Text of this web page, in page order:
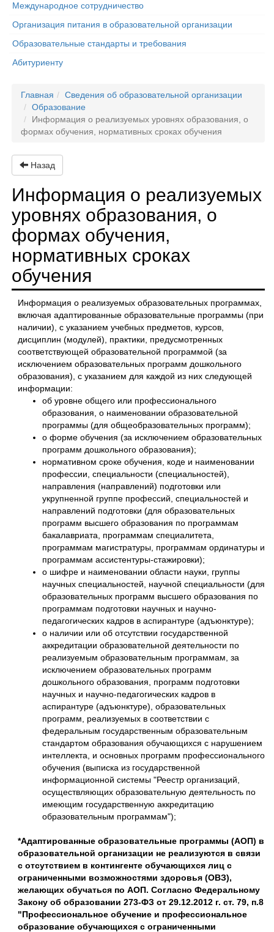
Международное сотрудничество
Организация питания в образовательной организации
Образовательные стандарты и требования
Абитуриенту
Главная
Сведения об образовательной организации
Образование
Информация о реализуемых уровнях образования, о
формах обучения, нормативных сроках обучения
Назад
Информация о реализуемых
уровнях образования, о
формах обучения,
нормативных сроках
обучения
Информация о реализуемых образовательных программах,
включая адаптированные образовательные программы (при
наличии), с указанием учебных предметов, курсов,
дисциплин (модулей), практики, предусмотренных
соответствующей образовательной программой (за
исключением образовательных программ дошкольного
образования), с указанием для каждой из них следующей
информации:
об уровне общего или профессионального
образования, о наименовании образовательной
программы (для общеобразовательных программ);
о форме обучения (за исключением образовательных
программ дошкольного образования);
нормативном сроке обучения, коде и наименовании
профессии, специальности (специальностей),
направления (направлений) подготовки или
укрупненной группе профессий, специальностей и
направлений подготовки (для образовательных
программ высшего образования по программам
бакалавриата, программам специалитета,
программам магистратуры, программам ординатуры и
программам ассистентуры-стажировки);
о шифре и наименовании области науки, группы
научных специальностей, научной специальности (для
образовательных программ высшего образования по
программам подготовки научных и научно-
педагогических кадров в аспирантуре (адъюнктуре);
о наличии или об отсутствии государственной
аккредитации образовательной деятельности по
реализуемым образовательным программам, за
исключением образовательных программ
дошкольного образования, программ подготовки
научных и научно-педагогических кадров в
аспирантуре (адъюнктуре), образовательных
программ, реализуемых в соответствии с
федеральным государственным образовательным
стандартом образования обучающихся с нарушением
интеллекта, и основных программ профессионального
обучения (выписка из государственной
информационной системы "Реестр организаций,
осуществляющих образовательную деятельность по
имеющим государственную аккредитацию
образовательным программам");
*Адаптированные образовательные программы (АОП) в
образовательной организации не реализуются в связи
с отсутствием в контингенте обучающихся лиц с
ограниченными возможностями здоровья (ОВЗ),
желающих обучаться по АОП. Согласно Федеральному
Закону об образовании 273-ФЗ от 29.12.2012 г. ст. 79, п.8
"Профессиональное обучение и профессиональное
образование обучающихся с ограниченными